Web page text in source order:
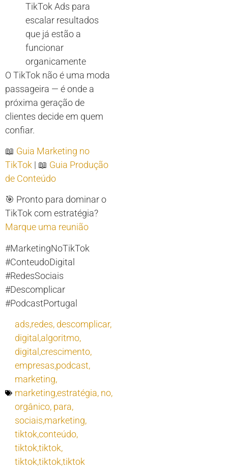
TikTok Ads para
escalar resultados
que já estão a
funcionar
organicamente
O TikTok não é uma moda
passageira — é onde a
próxima geração de
clientes decide em quem
confiar.
📖 Guia Marketing no
TikTok | 📖 Guia Produção
de Conteúdo
🎯 Pronto para dominar o
TikTok com estratégia?
Marque uma reunião
#MarketingNoTikTok
#ConteudoDigital
#RedesSociais
#Descomplicar
#PodcastPortugal
ads,redes, descomplicar,
digital,algoritmo,
digital,crescimento,
empresas,podcast,
marketing,
marketing,estratégia, no,
orgânico, para,
sociais,marketing,
tiktok,conteúdo,
tiktok,tiktok,
tiktok,tiktok,tiktok